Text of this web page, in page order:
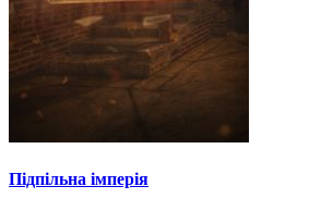
Підпільна імперія